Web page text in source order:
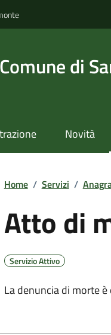
Comune di
Novità
Home / Servizi /
Atto di
Servizio Attivo
La denuncia di morte